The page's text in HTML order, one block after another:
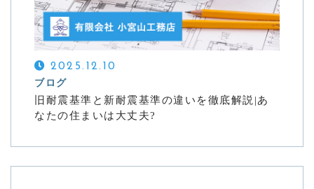
2025.12.10
ブログ
旧耐震基準と新耐震基準の違いを徹底解説|あ
なたの住まいは大丈夫?